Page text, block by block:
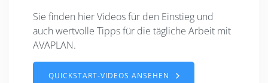
Sie finden hier Videos für den Einstieg und
auch wertvolle Tipps für die tägliche Arbeit mit
AVAPLAN.
QUICKSTART-VIDEOS ANSEHEN